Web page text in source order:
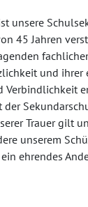
unsere
45 Jahren
und ihrer
Verbindlichkeit
Trauer gilt
unserem
ehrendes